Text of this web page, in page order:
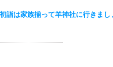
詣は家族揃って羊神社に行きま